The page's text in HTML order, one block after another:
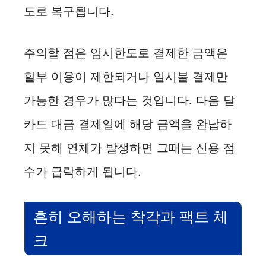
도로 복구됩니다.
주의할 점은 임시한도로 결제한 금액은
할부 이용이 제한되거나 일시불 결제만
가능한 경우가 많다는 것입니다. 다음 달
카드 대금 결제일에 해당 금액을 완납하
지 못해 연체가 발생하면 그때는 신용 점
수가 급락하게 됩니다.
흔히 오해하는 착각과 팩트 체
크